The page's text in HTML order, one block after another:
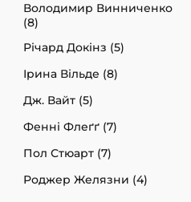
Володимир Винниченко
(8)
Річард Докінз (5)
Ірина Вільде (8)
Дж. Вайт (5)
Фенні Флеґґ (7)
Пол Стюарт (7)
Роджер Желязни (4)